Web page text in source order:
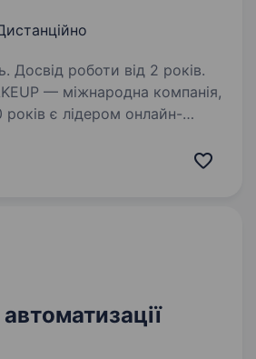
Досвід роботи від 2 років.
є лідером онлайн-
у 38 країнах світу та щодня